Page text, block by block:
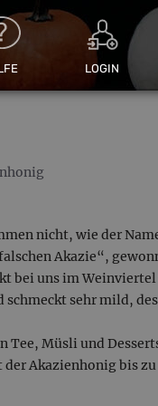
LOGIN
nicht, wie der
Akazie“,
bei uns im
sehr mild,
Tee, Müsli und
Akazienhonig bis